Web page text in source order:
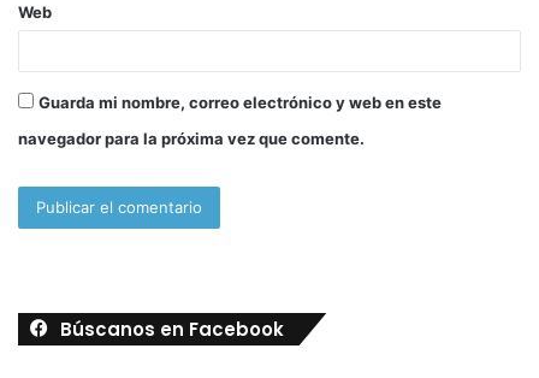
Web
Guarda mi nombre, correo electrónico y web en este
navegador para la próxima vez que comente.
Búscanos en Facebook